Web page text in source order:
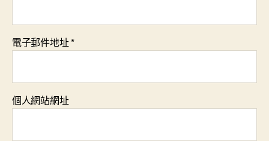
電子郵件地址*
個人網站網址